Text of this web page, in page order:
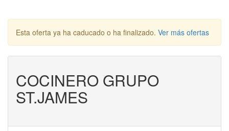
Esta oferta ya ha caducado o ha finalizado. Ver más ofertas
COCINERO GRUPO
ST.JAMES